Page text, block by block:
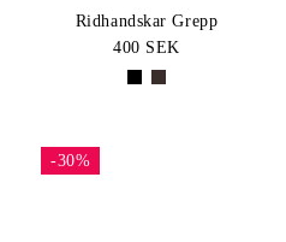
Ridhandskar Grepp
400 SEK
-30%